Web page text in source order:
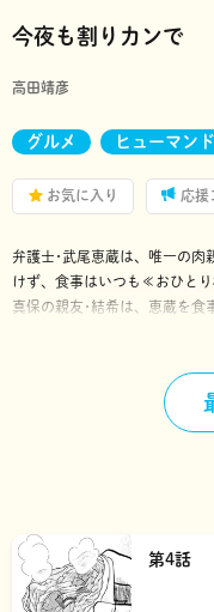
今夜も割りカンで
高田靖彦
グルメ ヒューマン
お気に入り 応援
弁護士･武尾恵蔵は、唯一の肉
けず、食事はいつも≪おひと
真保の親友･結希は、恵蔵を食
た生前の姉の話を聞いてしま
第4話